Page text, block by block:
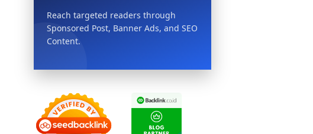
Reach targeted readers through
Sponsored Post, Banner Ads, and SEO
Content.